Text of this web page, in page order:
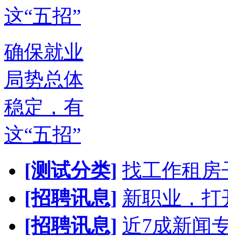
确保就业
局势总体
稳定，有
这“五招”
[测试分类] 找工作租房
[招聘讯息] 新职业，
[招聘讯息] 近7成新闻